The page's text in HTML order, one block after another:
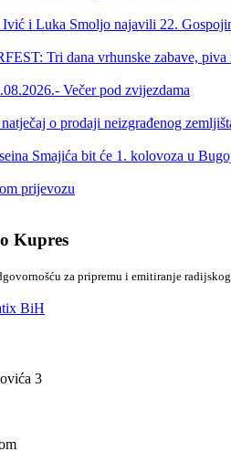
i Luka Smoljo najavili 22.
Tri dana vrhunske zabave, piva
Večer pod zvijezdama
o prodaji neizgrađenog
Smajića bit će 1. kolovoza u
prijevozu
Kupres
za pripremu i emitiranje
BiH
3